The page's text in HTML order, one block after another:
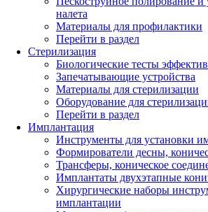
налета
Материалы для профилактики
Перейти в раздел
Стерилизация
Биологические тесты
Запечатывающие устройства
Материалы для стерилизации
Оборудование для
Перейти в раздел
Имплантация
Инструменты для установки
Формирователи десны,
Трансферы, коническое
Имплантаты двухэтапные
Хирургические наборы
имплантации